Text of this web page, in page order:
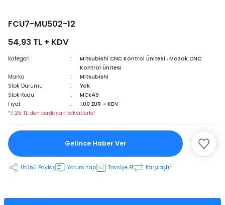
Mitsubishi Meldas M60
Sürücü
Supply
Motor
FCU7-MU502-12
54,93 TL + KDV
Kategori Mitsubishi CNC Kontrol Ünitesi , Mazak CNC
Kontrol Ünitesi
Marka
Mitsubishi
Stok Durumu
Yok
Stok Kodu
MCk49
Fiyat
1,00 EUR + KDV
*7,25 TL den başlayan taksitlerle!
Gelince Haber Ver
Ürünü Paylaş Yorum Yap Tavsiye Et Karşılaştır